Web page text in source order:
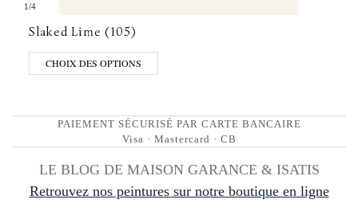
1/4
Slaked Lime (105)
CHOIX DES OPTIONS
PAIEMENT SÉCURISÉ PAR CARTE BANCAIRE
Visa · Mastercard · CB
LE BLOG DE MAISON GARANCE & ISATIS
Retrouvez nos peintures sur notre boutique en ligne